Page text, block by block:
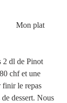
2 dl de Pinot
chf et une
finir le repas
dessert. Nous